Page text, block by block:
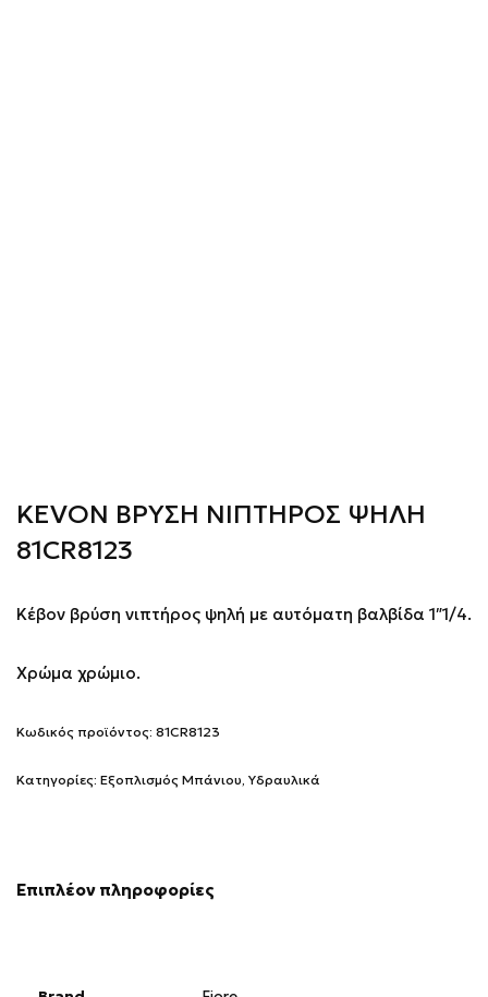
KEVON ΒΡΥΣΗ ΝΙΠΤΗΡΟΣ ΨΗΛΗ
81CR8123
Κέβον βρύση νιπτήρος ψηλή με αυτόματη βαλβίδα 1″1/4.
Χρώμα χρώμιο.
Κωδικός προϊόντος: 81CR8123
Κατηγορίες: Εξοπλισμός Μπάνιου Υδραυλικά
Επιπλέον πληροφορίες